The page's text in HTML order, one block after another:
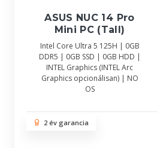
ASUS NUC 14 Pro
Mini PC (Tall)
Intel Core Ultra 5 125H | 0GB
DDR5 | 0GB SSD | 0GB HDD |
INTEL Graphics (INTEL Arc
Graphics opcionálisan) | NO
OS
2 év garancia